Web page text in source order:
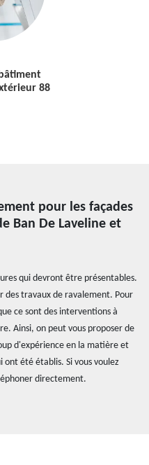
88
pour les façades
Ban De Laveline et
qui devront être présentables.
des travaux de ravalement. Pour
ce sont des interventions à
Ainsi, on peut vous proposer de
d'expérience en la matière et
ont été établis. Si vous voulez
directement.